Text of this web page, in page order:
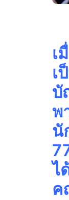
เ
เ
บั
พ
นั
ไ
ค